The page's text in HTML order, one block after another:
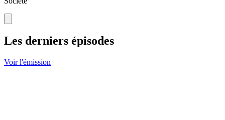
Les derniers épisodes
Voir l'émission